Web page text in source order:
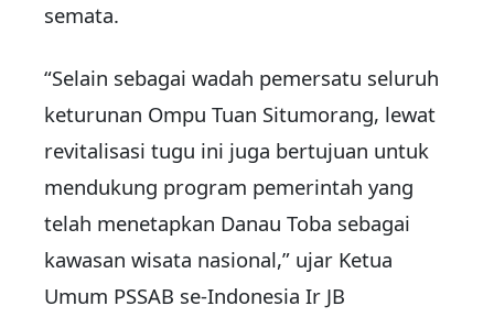
semata.
“Selain sebagai wadah pemersatu seluruh
keturunan Ompu Tuan Situmorang, lewat
revitalisasi tugu ini juga bertujuan untuk
mendukung program pemerintah yang
telah menetapkan Danau Toba sebagai
kawasan wisata nasional,” ujar Ketua
Umum PSSAB se-Indonesia Ir JB